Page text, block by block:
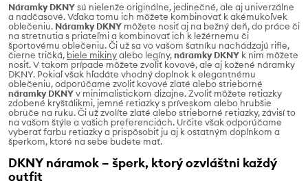
Náramky DKNYsú nielenže originálne, jedinečné, ale aj univerzálne
a nadčasové. Vďaka tomu ich môžete kombinovať k akémukoľvek
oblečeniu. Náramky DKNY môžete nosiť aj na bežný deň, do práce či
na stretnutia s priateľmi a kombinovať ich k ležérnemu či
športovému oblečeniu. Či už sa vo vašom šatníku nachádzajú rifle,
čierne tričká, biele mikinyalebo legíny,náramky DKNY k nim môžete
nosiť. V takom prípade môžete zvoliť kovové, ale aj kožené náramky
DKNY. Pokiaľ však hľadáte vhodný doplnok k elegantnému
oblečeniu, odporúčame zvoliť kovové zlaté alebo strieborné
náramky DKNYv minimalistickom dizajne. Zvoliť môžete retiazky
zdobené kryštálikmi, jemné retiazky s príveskom alebo hrubšie
obruče na ruku. Či už zvolíte zlaté alebo strieborné retiazky, závisí to
na vašom štýle a vašich preferenciách. Určite však odporúčame
vyberať farbu retiazky a prispôsobiť ju aj k ostatným doplnkom a
šperkom, ktoré na sebe budete mať.
DKNY náramok – šperk, ktorý ozvláštni každý
outfit